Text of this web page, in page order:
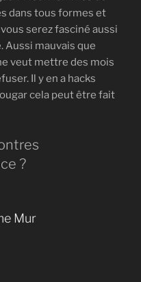
dans tous formes et
serez fasciné aussi
Aussi mauvais que
veut mettre des mois
Il y en a hacks
cela peut être fait
?
Mur